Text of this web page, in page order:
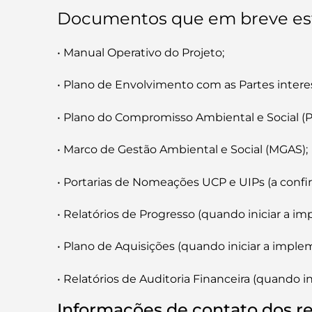
Documentos que em breve
• Manual Operativo do Projeto;
• Plano de Envolvimento com as Partes
• Plano do Compromisso Ambiental e Social
• Marco de Gestão Ambiental e Social (MGAS);
• Portarias de Nomeações UCP e UIPs (a
• Relatórios de Progresso (quando iniciar a
• Plano de Aquisições (quando iniciar a
• Relatórios de Auditoria Financeira (quando